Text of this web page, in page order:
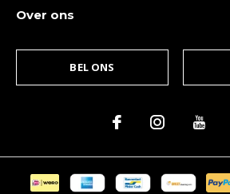
Over ons
BEL ONS